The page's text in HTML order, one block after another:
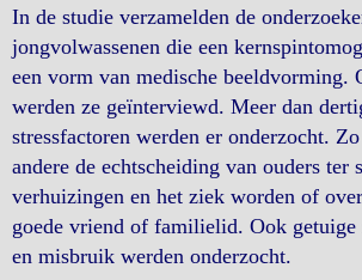
In de studie verzamelden de
jongvolwassenen die een
een vorm van medische beeldvorming.
werden ze geïnterviewd. Meer dan
stressfactoren werden er onderzocht.
andere de echtscheiding van ouders ter
verhuizingen en het ziek worden of
goede vriend of familielid. Ook
en misbruik werden onderzocht.